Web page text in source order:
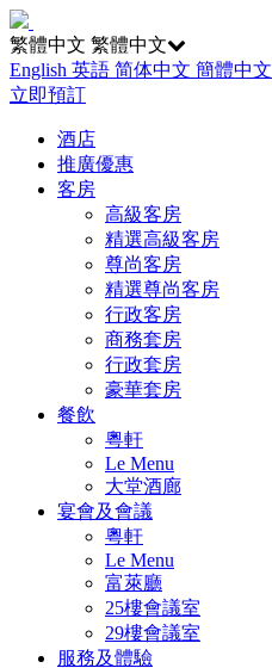
繁體中文 繁體中文
English 英語 简体中文 簡體中文
立即預訂
酒店
推廣優惠
客房
高級客房
精選高級客房
尊尚客房
精選尊尚客房
行政客房
商務套房
行政套房
豪華套房
餐飲
粵軒
Le Menu
大堂酒廊
宴會及會議
粵軒
Le Menu
富萊廳
25樓會議室
29樓會議室
服務及體驗